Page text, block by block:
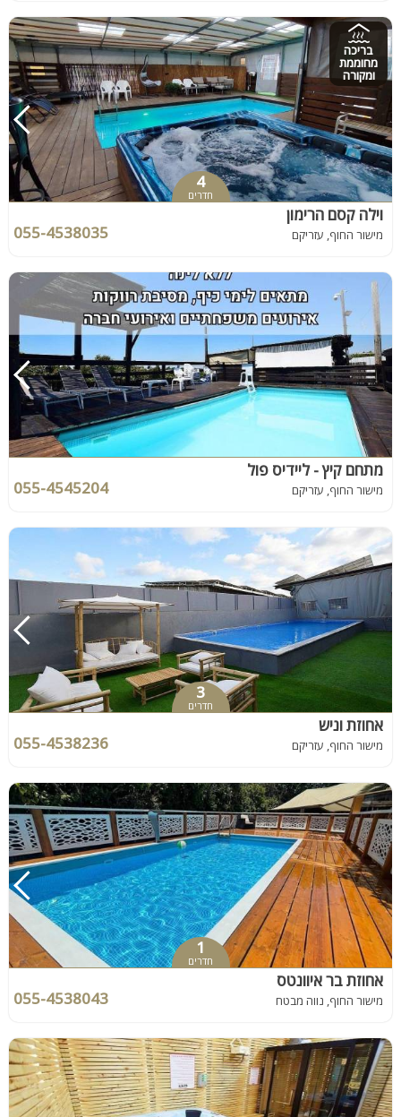
בריכה
מחוממת
ומקורה
4
חדרים
וילה קסם הרימון
מישור החוף, עזריקם 055-4538035
מתחם קיץ - ליידיס פול
מישור החוף, עזריקם 055-4545204
3
חדרים
אחוזת וניש
מישור החוף, עזריקם 055-4538236
1
חדרים
אחוזת בר איוונטס
מישור החוף, נווה מבטח 055-4538043